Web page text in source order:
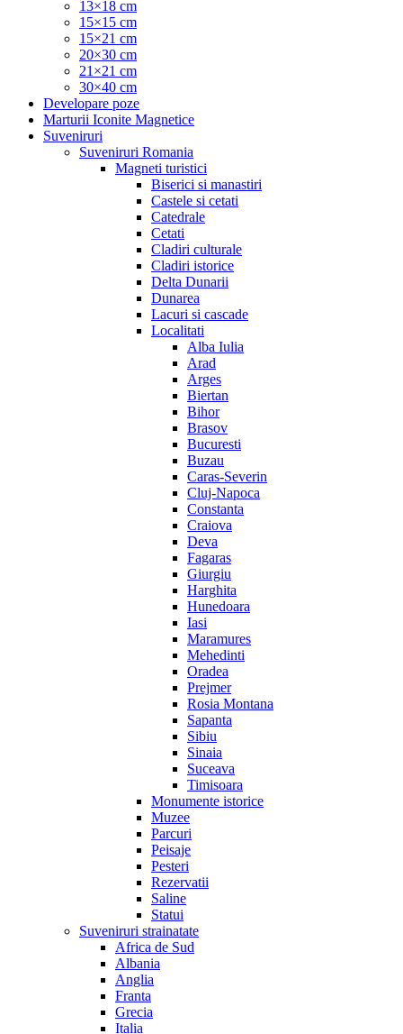
13×18 cm
15×15 cm
15×21 cm
20×30 cm
21×21 cm
30×40 cm
Developare poze
Marturii Iconite Magnetice
Suveniruri
Suveniruri Romania
Magneti turistici
Biserici si manastiri
Castele si cetati
Catedrale
Cetati
Cladiri culturale
Cladiri istorice
Delta Dunarii
Dunarea
Lacuri si cascade
Localitati
Alba Iulia
Arad
Arges
Biertan
Bihor
Brasov
Bucuresti
Buzau
Caras-Severin
Cluj-Napoca
Constanta
Craiova
Deva
Fagaras
Giurgiu
Harghita
Hunedoara
Iasi
Maramures
Mehedinti
Oradea
Prejmer
Rosia Montana
Sapanta
Sibiu
Sinaia
Suceava
Timisoara
Monumente istorice
Muzee
Parcuri
Peisaje
Pesteri
Rezervatii
Saline
Statui
Suveniruri strainatate
Africa de Sud
Albania
Anglia
Franta
Grecia
Italia